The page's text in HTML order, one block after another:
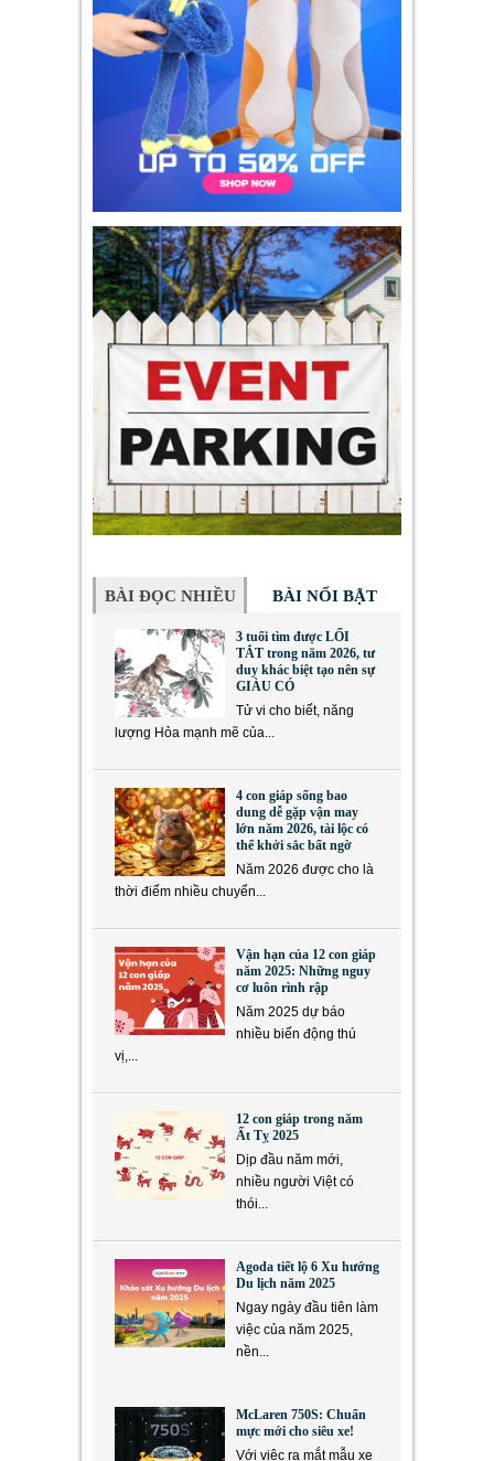
BÀI ĐỌC NHIỀU BÀI NỔI BẬT
3 tuổi tìm được LỐI
TẮT trong năm 2026, tư
duy khác biệt tạo nên sự
GIÀU CÓ
Tử vi cho biết, năng
lượng Hỏa mạnh mẽ của...
4 con giáp sống bao
dung dễ gặp vận may
lớn năm 2026, tài lộc có
thể khởi sắc bất ngờ
Năm 2026 được cho là
thời điểm nhiều chuyển...
Vận hạn của 12 con giáp
năm 2025: Những nguy
cơ luôn rình rập
Năm 2025 dự báo
nhiều biến động thú
vị,...
12 con giáp trong năm
Ất Tỵ 2025
Dịp đầu năm mới,
nhiều người Việt có
thói...
Agoda tiết lộ 6 Xu hướng
Du lịch năm 2025
Ngay ngày đầu tiên làm
việc của năm 2025,
nền...
McLaren 750S: Chuẩn
mực mới cho siêu xe!
Với việc ra mắt mẫu xe